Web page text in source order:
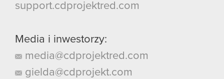
support.cdprojektred.com
Media i inwestorzy:
media@cdprojektred.com
gielda@cdprojekt.com